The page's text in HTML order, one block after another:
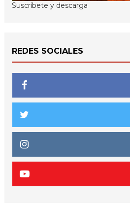
Suscríbete y descarga
REDES SOCIALES